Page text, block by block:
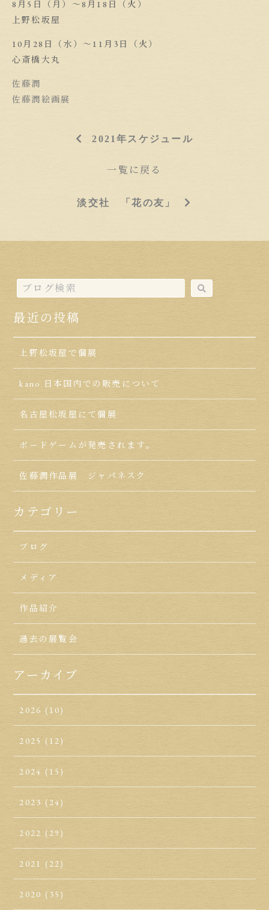
8月5日（月）〜8月18日（火）
上野松坂屋
10月28日（水）〜11月3日（火）
心斎橋大丸
佐藤潤
佐藤潤絵画展
2021年スケジュール
一覧に戻る
淡交社 「花の友」
最近の投稿
上野松坂屋で個展
kano 日本国内での販売について
名古屋松坂屋にて個展
ボードゲームが発売されます。
佐藤潤作品展 ジャパネスク
カテゴリー
ブログ
メディア
作品紹介
過去の展覧会
アーカイブ
2026 (10)
2025 (12)
2024 (15)
2023 (24)
2022 (29)
2021 (22)
2020 (35)